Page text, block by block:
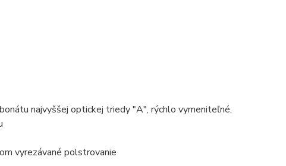
najvyššej optickej triedy "A", rýchlo vymeniteľné,
vyrezávané polstrovanie